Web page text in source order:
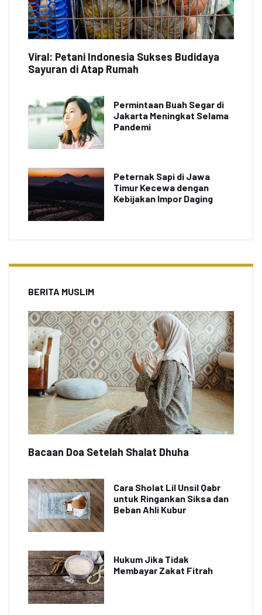
Viral: Petani Indonesia Sukses Budidaya
Sayuran di Atap Rumah
Permintaan Buah Segar di
Jakarta Meningkat Selama
Pandemi
Peternak Sapi di Jawa
Timur Kecewa dengan
Kebijakan Impor Daging
BERITA MUSLIM
Bacaan Doa Setelah Shalat Dhuha
Cara Sholat Lil Unsil Qabr
untuk Ringankan Siksa dan
Beban Ahli Kubur
Hukum Jika Tidak
Membayar Zakat Fitrah